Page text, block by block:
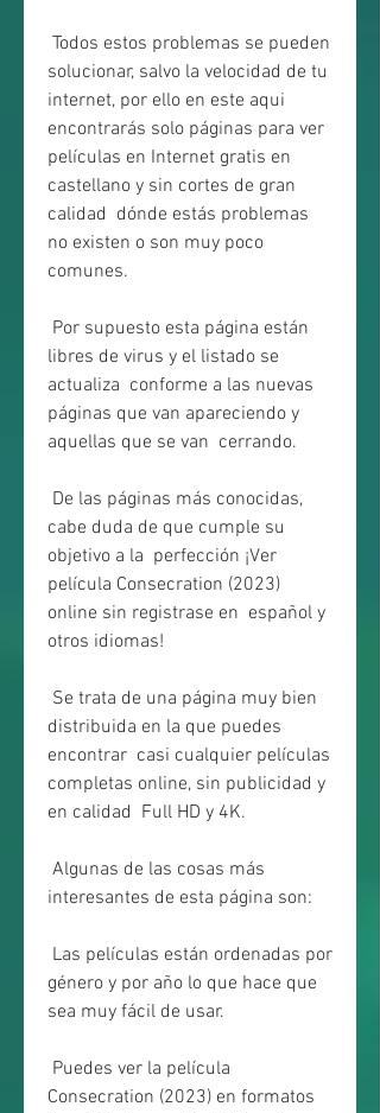
solucionar, salvo la velocidad de tu
internet, por ello en este aqui
encontrarás solo páginas para ver
películas en Internet gratis en
castellano y sin cortes de gran
calidad  dónde estás problemas
no existen o son muy poco
comunes.
libres de virus y el listado se
actualiza  conforme a las nuevas
páginas que van apareciendo y
aquellas que se van  cerrando.
cabe duda de que cumple su
objetivo a la  perfección ¡Ver
película Consecration (2023)
online sin registrase en  español y
otros idiomas!
distribuida en la que puedes
encontrar  casi cualquier películas
completas online, sin publicidad y
en calidad  Full HD y 4K.
interesantes de esta página son:
género y por año lo que hace que
sea muy fácil de usar.
Consecration (2023) en formatos